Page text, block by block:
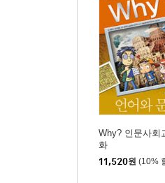
Why? 인문사회
화
11,520원 (10%